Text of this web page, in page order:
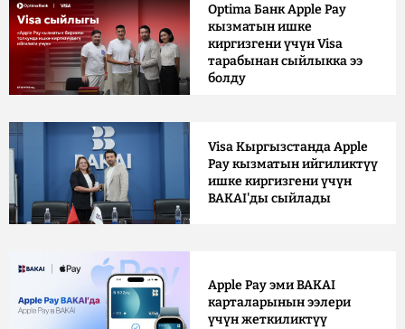
Optima Банк Apple Pay
кызматын ишке
киргизгени үчүн Visa
тарабынан сыйлыкка ээ
болду
Visa Кыргызстанда Apple
Pay кызматын ийгиликтүү
ишке киргизгени үчүн
BAKAI'ды сыйлады
Apple Pay эми BAKAI
карталарынын ээлери
үчүн жеткиликтүү